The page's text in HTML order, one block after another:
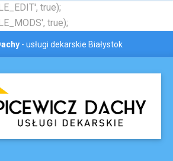
true);
true);
- usługi dekarskie Białystok